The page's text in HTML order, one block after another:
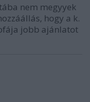
nem megyyek
hogy a k.
jobb ajánlatot